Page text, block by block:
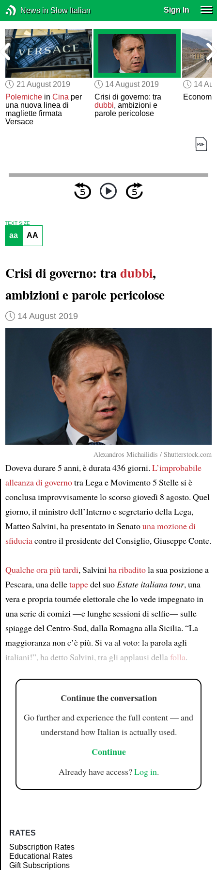
News in Slow Italian Sign In
21 August 2019
Polemiche inCina per
una nuova linea di
magliette firmata
Versace
14 August 2019
Crisi di governo: tra
dubbi, ambizioni e
parole pericolose
14
TEXT SIZE
aa AA
Crisi di governo: tradubbi,
ambizioni e parole pericolose
14 August 2019
Alexandros Michailidis / Shutterstock.com
Doveva durare 5 anni, è durata 436 giorni. L’improbabile
alleanza di governotra Lega e Movimento 5 Stelle si è
conclusa improvvisamente lo scorso giovedì 8 agosto. Quel
giorno, il ministro dell’Interno e segretario della Lega,
Matteo Salvini, ha presentato in Senatouna mozione di
sfiduciacontro il presidente del Consiglio, Giuseppe Conte.
Qualche ora più tardi, Salviniha ribaditola sua posizione a
Pescara, una delletappedel suoEstate italiana tour, una
vera e propria tournée elettorale che lo vede impegnato in
una serie di comizi —e lunghe sessioni di selfie— sulle
spiagge del Centro-Sud, dalla Romagna alla Sicilia. “La
maggioranza non c’è più. Si va al voto: la parola agli
italiani!”, ha detto Salvini, tra gli applausi dellafolla.
Continue the conversation
Go further and experience the full content — and
understand how Italian is actually used.
Continue
Already have access?Log in.
RATES
Subscription Rates
Educational Rates
Gift Subscriptions